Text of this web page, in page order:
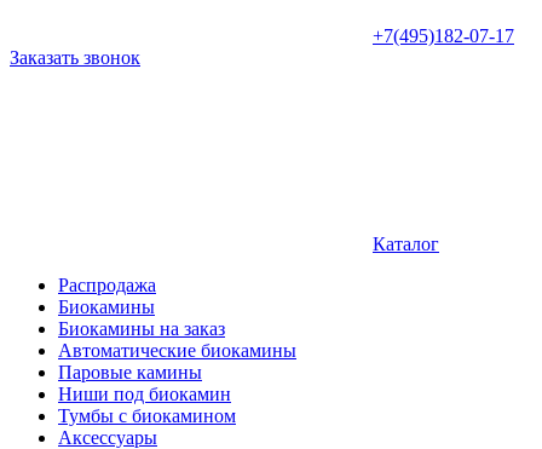
+7(495)182-07-17
Заказать звонок
Каталог
Распродажа
Биокамины
Биокамины на заказ
Автоматические биокамины
Паровые камины
Ниши под биокамин
Тумбы с биокамином
Аксессуары